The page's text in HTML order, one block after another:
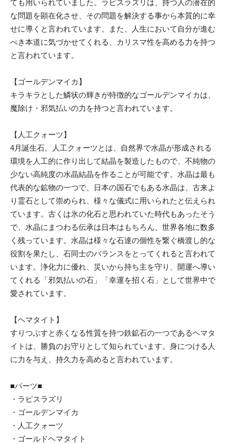
ても用いられていました。ラピスラズリは、持つ人の潜在的
な問題を顕在化させ、その問題を解決する事から本質的に幸
せに導くと言われています。また、人生において自分が進む
べき本道に気づかせてくれる、カリスマ性を高める力を持つ
と言われています。
【ゴールデンマイカ】
キラキラとした鱗状の輝きが特徴的なゴールデンマイカは、
魔除け・邪気払いの力を持つと言われています。
【人工クォーツ】
4月誕生石。人工クォーツとは、自然界で水晶が形成される
環境を人工的に作り出して結晶を製造したもので、不純物の
少ない高純度の水晶結晶を作ることが可能です。水晶は最も
代表的な鉱物の一つで、日本の国石でもある水晶は、古来よ
り霊石として崇められ、様々な儀式に用いられたと伝えられ
ています。古くは氷の化石と思われていた時代もあったそう
で、水晶にまつわる伝承は日本はもちろん、世界各地に数多
く残っています。水晶は様々な石達の個性を繋ぐ橋渡し的な
役割を果たし、石同士のバランスをとってくれると言われて
います。浄化力に優れ、災いから持ち主を守り、開運へ導い
てくれる「邪気払いの石」「幸運を招く石」として世界中で
愛されています。
【ヘマタイト】
すりつぶすと赤くなる性質を持つ鉄鉱石の一つであるヘマタ
イトは、勝負のお守りとして知られています。身につける人
に力を与え、持久力を高めると言われています。
■パーツ■
・ラピスラズリ
・ゴールデンマイカ
・人工クォーツ
・ゴールドヘマタイト